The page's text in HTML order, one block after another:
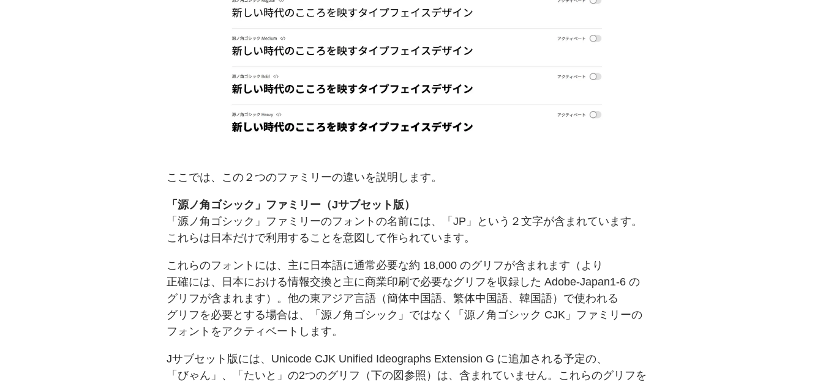
ここでは、 この２つのファミリーの違いを説明します。
「源ノ角ゴシック」ファミリー（Jサブセット版）
「源ノ角ゴシック」ファミリーのフォントの名前には、 「JP」という２ 文字が含まれています。
これらは 日本だけで利用する ことを意図して作られています。
これらのフォントには、 主に 日本語に通常必要な約 18,000 のグリフが含まれます （より
正確には、
日本における情報交換と主に商業印刷で必要なグリフを収録した Adobe-Japan1-6 の
グリフが含まれます）。 他の東アジア言語（簡体中国語、 繁体中国語、 韓国語）で使われる
グリフを必要とする場合は、
「源ノ角ゴシック」ではなく「源ノ角ゴシック CJK」ファミリーの
フォントをアクティベートします。
Jサブセット版には、 Unicode CJK Unified Ideographs Extension G に追加される予定の、
「びゃん」、
「たいと」の2つのグリフ（下の図参照）は、 含まれていません。 これらのグリフを